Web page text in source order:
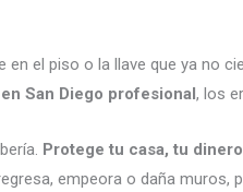
el piso o la llave que ya no
San Diego profesional, los
Protege tu casa, tu
empeora o daña muros,